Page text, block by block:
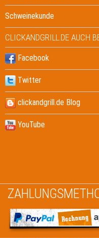
Schweinekunde
CLICKANDGRILL.DE AUCH
Facebook
Twitter
clickandgrill.de Blog
YouTube